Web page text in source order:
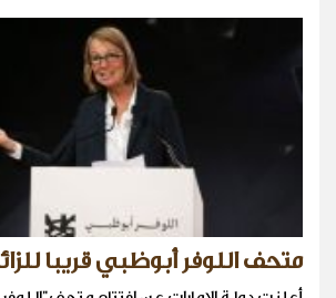
متحف اللوفر أبوظبي قريبا